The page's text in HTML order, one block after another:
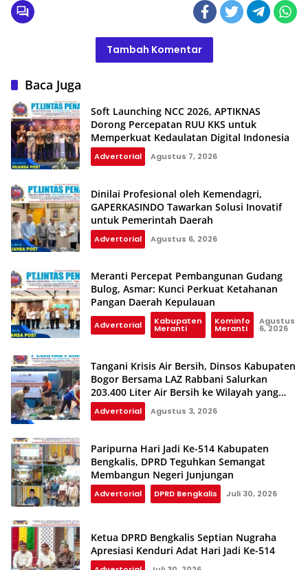
Tambah Komentar
Baca Juga
Soft Launching NCC 2026, APTIKNAS
Dorong Percepatan RUU KKS untuk
Memperkuat Kedaulatan Digital Indonesia
Advertorial Agustus 7, 2026
Dinilai Profesional oleh Kemendagri,
GAPERKASINDO Tawarkan Solusi Inovatif
untuk Pemerintah Daerah
Advertorial Agustus 6, 2026
Meranti Percepat Pembangunan Gudang
Bulog, Asmar: Kunci Perkuat Ketahanan
Pangan Daerah Kepulauan
Advertorial Kabupaten
Meranti
Kominfo
Meranti
Agustus
6, 2026
Tangani Krisis Air Bersih, Dinsos Kabupaten
Bogor Bersama LAZ Rabbani Salurkan
203.400 Liter Air Bersih ke Wilayah yang
Terdampak Kekeringan
Advertorial Agustus 3, 2026
Paripurna Hari Jadi Ke-514 Kabupaten
Bengkalis, DPRD Teguhkan Semangat
Membangun Negeri Junjungan
Advertorial DPRD Bengkalis Juli 30, 2026
Ketua DPRD Bengkalis Septian Nugraha
Apresiasi Kenduri Adat Hari Jadi Ke-514